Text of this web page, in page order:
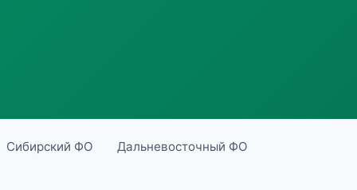
Сибирский ФО Дальневосточный ФО